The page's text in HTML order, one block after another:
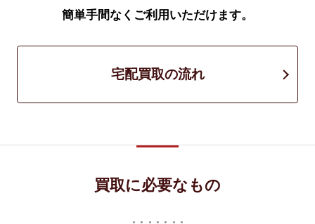
簡単手間なくご利用いただけます。
宅配買取の流れ
買取に必要なもの